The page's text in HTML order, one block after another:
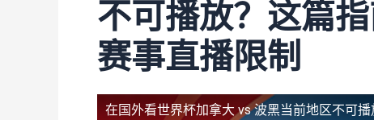
不可播放？这篇
赛事直播限制
在国外看世界杯加拿大 vs 波黑当前地区不可播